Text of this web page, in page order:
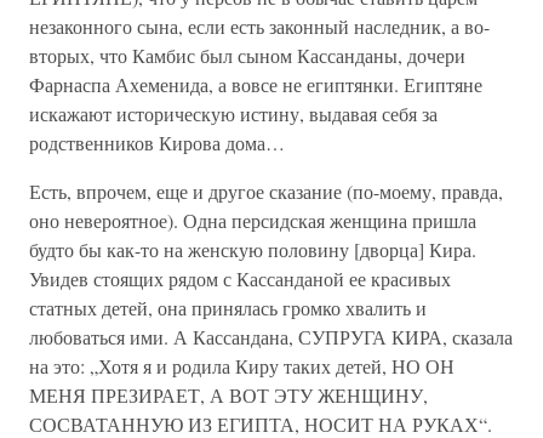
незаконного сына, если есть законный наследник, а во-
вторых, что Камбис был сыном Кассанданы, дочери
Фарнаспа Ахеменида, а вовсе не египтянки. Египтяне
искажают историческую истину, выдавая себя за
родственников Кирова дома…
Есть, впрочем, еще и другое сказание (по-моему, правда,
оно невероятное). Одна персидская женщина пришла
будто бы как-то на женскую половину [дворца] Кира.
Увидев стоящих рядом с Кассанданой ее красивых
статных детей, она принялась громко хвалить и
любоваться ими. А Кассандана, СУПРУГА КИРА, сказала
на это: „Хотя я и родила Киру таких детей, НО ОН
МЕНЯ ПРЕЗИРАЕТ, А ВОТ ЭТУ ЖЕНЩИНУ,
СОСВАТАННУЮ ИЗ ЕГИПТА, НОСИТ НА РУКАХ“.